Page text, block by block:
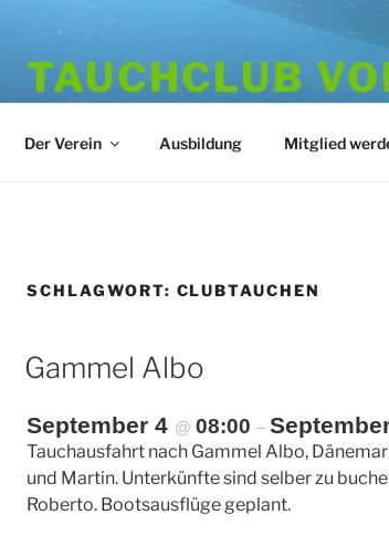
TAUCHCLUB
Der Verein Ausbildung Mitglied
SCHLAGWORT: CLUBTAUCHEN
Gammel Albo
September 4 @ 08:00 –
Tauchausfahrt nach Gammel Albo,
und Martin. Unterkünfte sind selber zu
Roberto. Bootsausflüge geplant.